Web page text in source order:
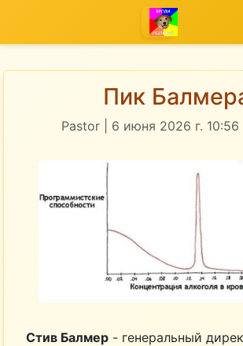
Пик
Pastor | 6 июня 2026 г.
Стив Балмер - генеральный